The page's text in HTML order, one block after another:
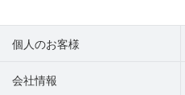
個人のお客様
会社情報